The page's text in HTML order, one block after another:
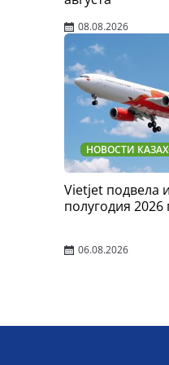
08.08.2026
НОВОСТИ
Vietjet подвела
полугодия 2026
06.08.2026